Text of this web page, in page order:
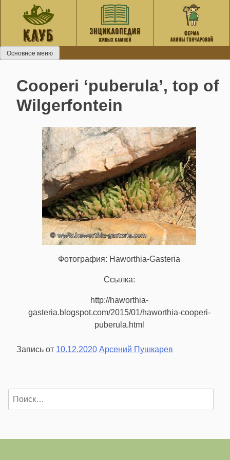
содержанию
Основное меню
Cooperi ‘puberula’, top of
Wilgerfontein
Фотография: Haworthia-Gasteria
Ссылка:
http://haworthia-
gasteria.blogspot.com/2015/01/haworthia-cooperi-
puberula.html
Запись от 10.12.2020 Арсений Пушкарев
Найти: